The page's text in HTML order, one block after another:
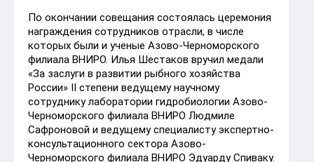
По окончании совещания состоялась церемония
награждения сотрудников отрасли, в числе
которых были и ученые Азово-Черноморского
филиала ВНИРО. Илья Шестаков вручил медали
«За заслуги в развитии рыбного хозяйства
России» II степени ведущему научному
сотруднику лаборатории гидробиологии Азово-
Черноморского филиала ВНИРО Людмиле
Сафроновой и ведущему специалисту экспертно-
консультационного сектора Азово-
Черноморского филиала ВНИРО Эдуарду Спиваку.